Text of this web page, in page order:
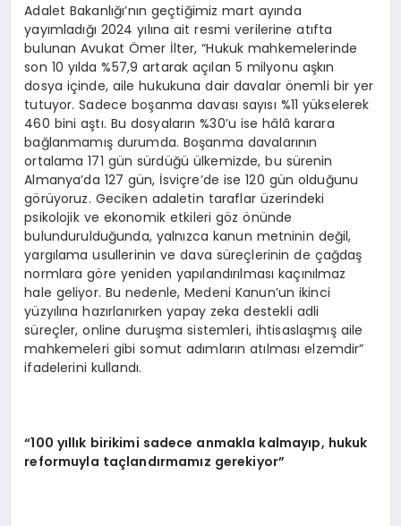
Adalet Bakanlığı’nın geçtiğimiz mart ayında
yayımladığı 2024 yılına ait resmi verilerine atıfta
bulunan Avukat Ömer İlter, “Hukuk mahkemelerinde
son 10 yılda %57,9 artarak açılan 5 milyonu aşkın
dosya içinde, aile hukukuna dair davalar önemli bir yer
tutuyor. Sadece boşanma davası sayısı %11 yükselerek
460 bini aştı. Bu dosyaların %30’u ise hâlâ karara
bağlanmamış durumda. Boşanma davalarının
ortalama 171 gün sürdüğü ülkemizde, bu sürenin
Almanya’da 127 gün, İsviçre’de ise 120 gün olduğunu
görüyoruz. Geciken adaletin taraflar üzerindeki
psikolojik ve ekonomik etkileri göz önünde
bulundurulduğunda, yalnızca kanun metninin değil,
yargılama usullerinin ve dava süreçlerinin de çağdaş
normlara göre yeniden yapılandırılması kaçınılmaz
hale geliyor. Bu nedenle, Medeni Kanun’un ikinci
yüzyılına hazırlanırken yapay zeka destekli adli
süreçler, online duruşma sistemleri, ihtisaslaşmış aile
mahkemeleri gibi somut adımların atılması elzemdir”
ifadelerini kullandı.
“100 yıllık birikimi sadece anmakla kalmayıp, hukuk
reformuyla taçlandırmamız gerekiyor”